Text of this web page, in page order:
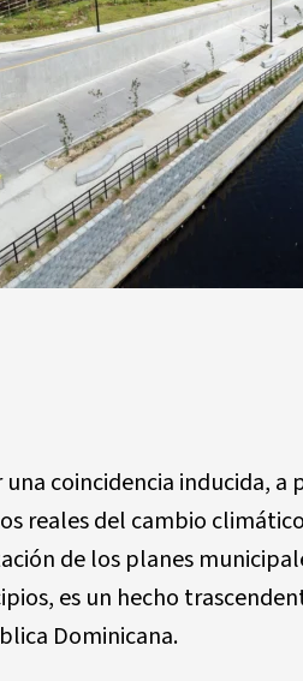
coincidencia inducida,
reales del cambio
de los planes
es un hecho
Dominicana.